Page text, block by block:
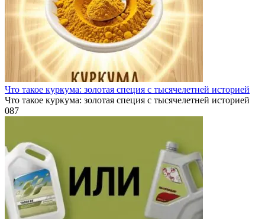
Что такое куркума: золотая специя с тысячелетней историей
Что такое куркума: золотая специя с тысячелетней историей
087